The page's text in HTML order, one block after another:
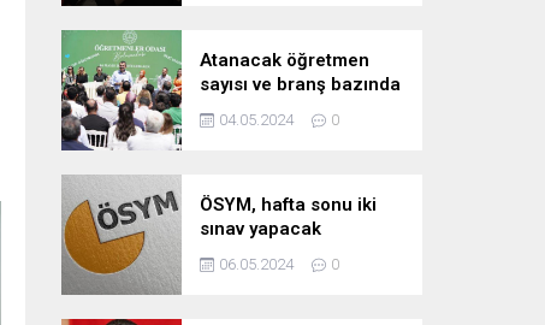
Atanacak öğretmen
sayısı ve branş bazında
kontenjan dağılımları
pazartesi belli oluyor
04.05.2024 0
ÖSYM, hafta sonu iki
sınav yapacak
06.05.2024 0